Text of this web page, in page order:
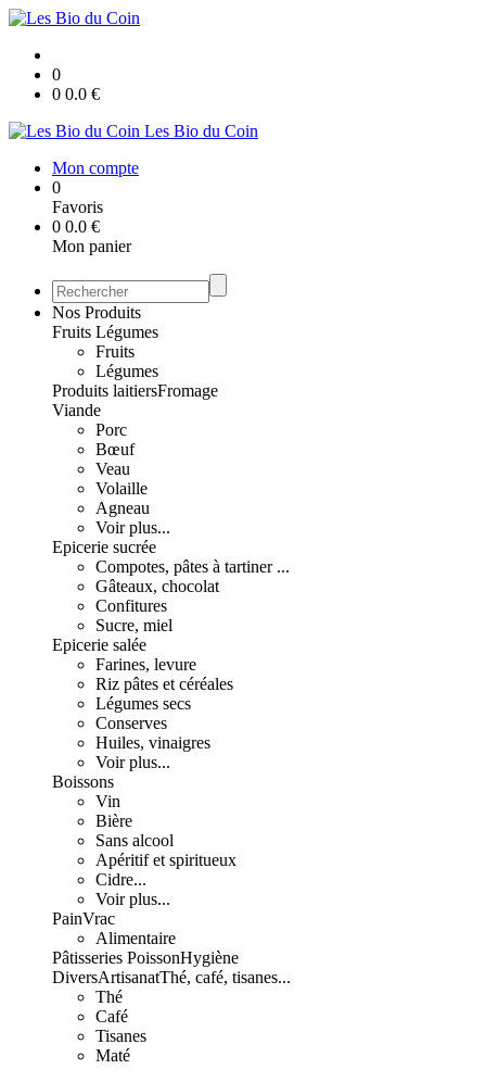
0
0 0.0 €
Les Bio du Coin
Mon compte
0
Favoris
0 0.0 €
Mon panier
Nos Produits
Fruits Légumes
Fruits
Légumes
Produits laitiersFromage
Viande
Porc
Bœuf
Veau
Volaille
Agneau
Voir plus...
Epicerie sucrée
Compotes, pâtes à tartiner ...
Gâteaux, chocolat
Confitures
Sucre, miel
Epicerie salée
Farines, levure
Riz pâtes et céréales
Légumes secs
Conserves
Huiles, vinaigres
Voir plus...
Boissons
Vin
Bière
Sans alcool
Apéritif et spiritueux
Cidre...
Voir plus...
PainVrac
Alimentaire
Pâtisseries PoissonHygiène
DiversArtisanatThé, café, tisanes...
Thé
Café
Tisanes
Maté